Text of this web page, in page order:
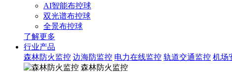
AI智能布控球
双光谱布控球
全景布控球
了解更多
行业产品
森林防火监控 边海防监控 电力在线监控 轨道交通监控 机场
森林防火监控